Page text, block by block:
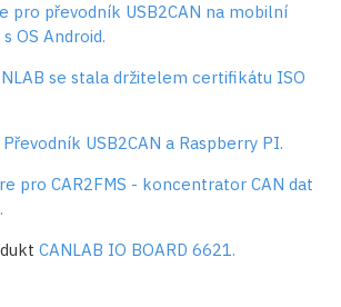
pro převodník USB2CAN na mobilní
OS Android.
se stala držitelem certifikátu ISO
Převodník USB2CAN a Raspberry PI.
pro CAR2FMS - koncentrator CAN dat
CANLAB IO BOARD 6621.